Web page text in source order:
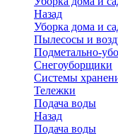
Назад
Уборка дома и
Пылесосы и
Подметально-
Снегоуборщики
Системы
Тележки
Подача воды
Назад
Подача воды